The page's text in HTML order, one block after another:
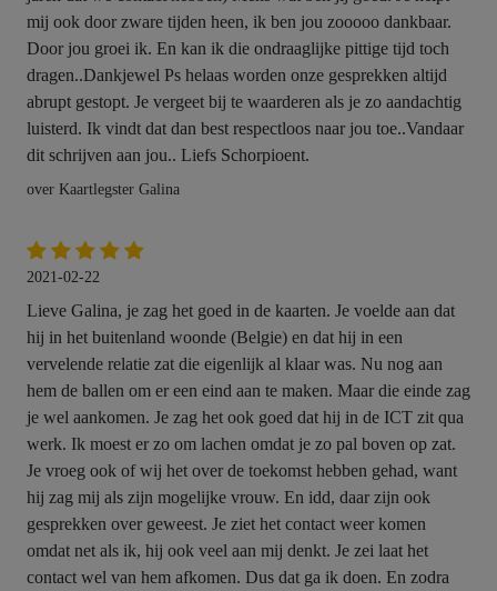
mij ook door zware tijden heen, ik ben jou zooooo dankbaar.
Door jou groei ik. En kan ik die ondraaglijke pittige tijd toch
dragen..Dankjewel Ps helaas worden onze gesprekken altijd
abrupt gestopt. Je vergeet bij te waarderen als je zo aandachtig
luisterd. Ik vindt dat dan best respectloos naar jou toe..Vandaar
dit schrijven aan jou.. Liefs Schorpioent.
over Kaartlegster Galina
2021-02-22
Lieve Galina, je zag het goed in de kaarten. Je voelde aan dat
hij in het buitenland woonde (Belgie) en dat hij in een
vervelende relatie zat die eigenlijk al klaar was. Nu nog aan
hem de ballen om er een eind aan te maken. Maar die einde zag
je wel aankomen. Je zag het ook goed dat hij in de ICT zit qua
werk. Ik moest er zo om lachen omdat je zo pal boven op zat.
Je vroeg ook of wij het over de toekomst hebben gehad, want
hij zag mij als zijn mogelijke vrouw. En idd, daar zijn ook
gesprekken over geweest. Je ziet het contact weer komen
omdat net als ik, hij ook veel aan mij denkt. Je zei laat het
contact wel van hem afkomen. Dus dat ga ik doen. En zodra